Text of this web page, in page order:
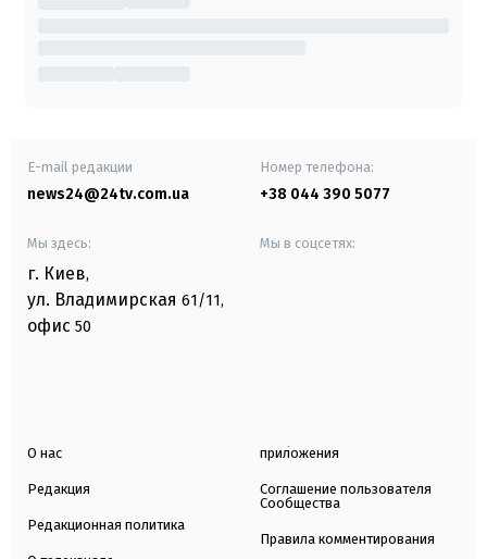
E-mail редакции
news24@24tv.com.ua
Номер телефона:
+38 044 390 5077
Мы здесь:
г. Киев,
ул. Владимирская 61/11,
офис 50
Мы в соцсетях:
О нас
Редакция
Редакционная политика
приложения
Соглашение пользователя
Сообщества
Правила комментирования